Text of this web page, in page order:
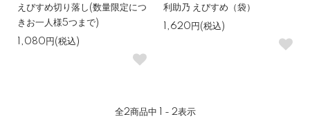
えびすめ切り落し(数量限定につ
きお一人様5つまで)
1,080円(税込)
利助乃 えびすめ（袋）
1,620円(税込)
全2商品中 1 - 2表示